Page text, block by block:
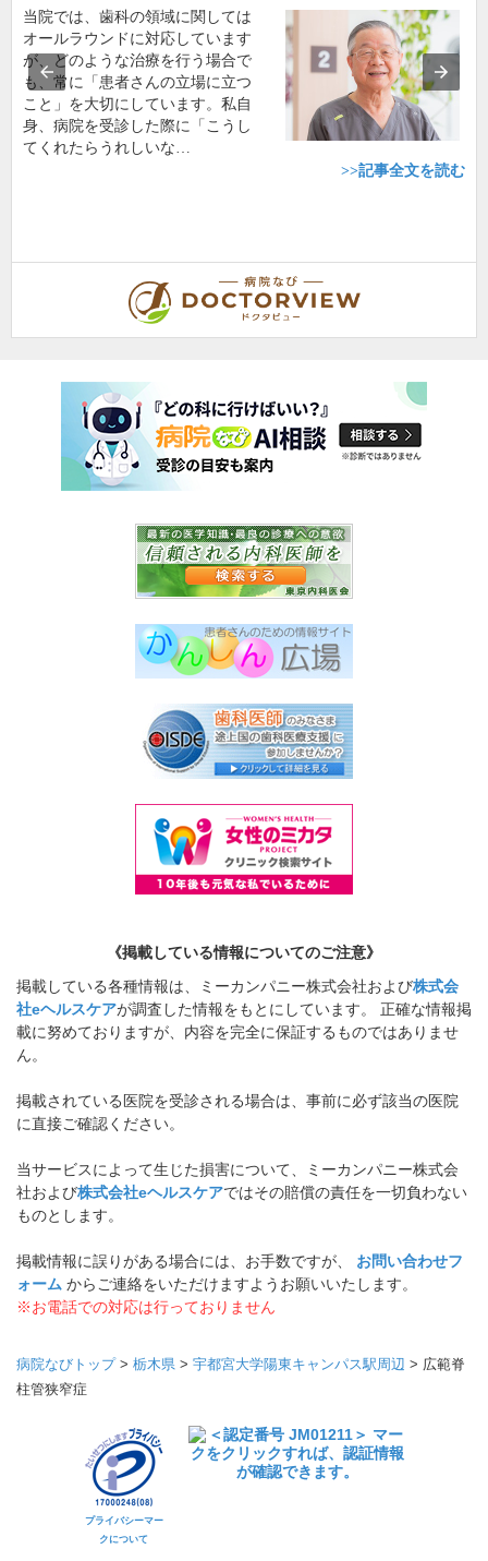
当院では、歯科の領域に関しては
オールラウンドに対応しています
が、どのような治療を行う場合で
も、常に「患者さんの立場に立つ
こと」を大切にしています。私自
身、病院を受診した際に「こうし
てくれたらうれしいな…
>>記事全文を読む
《掲載している情報についてのご注意》
掲載している各種情報は、ミーカンパニー株式会社および株式会
社eヘルスケアが調査した情報をもとにしています。 正確な情報掲
載に努めておりますが、内容を完全に保証するものではありませ
ん。
掲載されている医院を受診される場合は、事前に必ず該当の医院
に直接ご確認ください。
当サービスによって生じた損害について、ミーカンパニー株式会
社および株式会社eヘルスケアではその賠償の責任を一切負わない
ものとします。
掲載情報に誤りがある場合には、お手数ですが、 お問い合わせフ
ォーム からご連絡をいただけますようお願いいたします。
※お電話での対応は行っておりません
病院なびトップ> 栃木県 > 宇都宮大学陽東キャンパス駅周辺 > 広範脊
柱管狭窄症
プライバシーマー
クについて